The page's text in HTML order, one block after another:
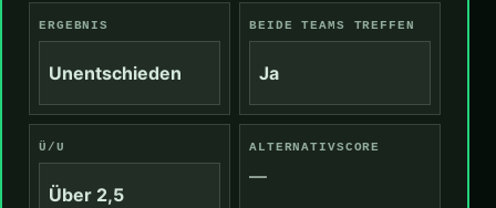
ERGEBNIS
Unentschieden
BEIDE TEAMS TREFFEN
Ja
Ü/U
Über 2,5
ALTERNATIVSCORE
—